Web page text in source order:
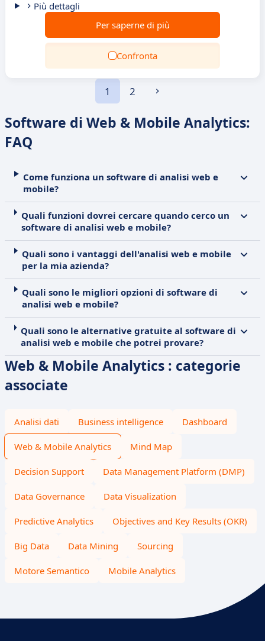
Più dettagli
Per saperne di più
Confronta
1 2
Software di Web & Mobile Analytics:
FAQ
Come funziona un software di analisi web e
mobile?
Quali funzioni dovrei cercare quando cerco un
software di analisi web e mobile?
Quali sono i vantaggi dell'analisi web e mobile
per la mia azienda?
Quali sono le migliori opzioni di software di
analisi web e mobile?
Quali sono le alternative gratuite al software di
analisi web e mobile che potrei provare?
Web & Mobile Analytics : categorie
associate
Analisi dati Business intelligence Dashboard
Web & Mobile Analytics Mind Map
Decision Support Data Management Platform (DMP)
Data Governance Data Visualization
Predictive Analytics Objectives and Key Results (OKR)
Big Data Data Mining Sourcing
Motore Semantico Mobile Analytics